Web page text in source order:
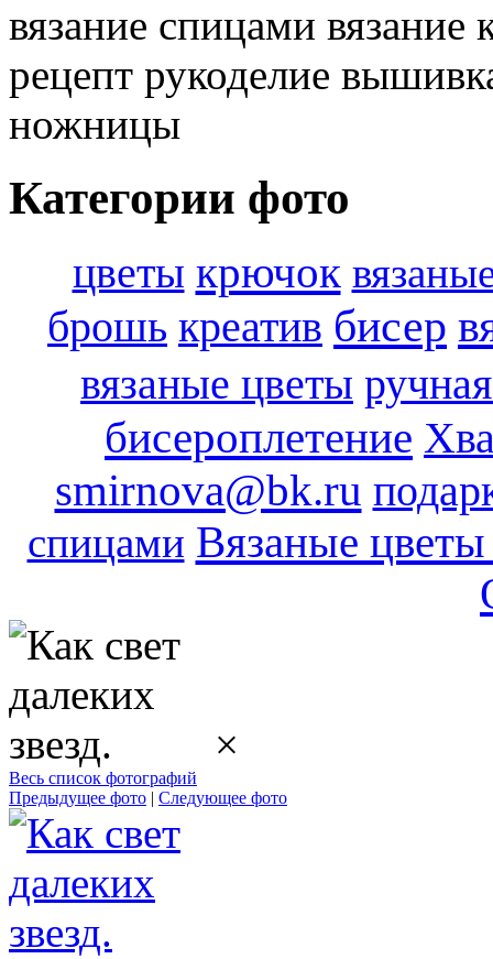
вязание спицами
рецепт рукоделие
ножницы
Категории фото
цветы крючок
брошь креатив бисер
вязаные цветы
бисероплетение
smirnova@bk.ru
спицами Вязаные
×
Весь список фотографий
Предыдущее фото | Следующее фото